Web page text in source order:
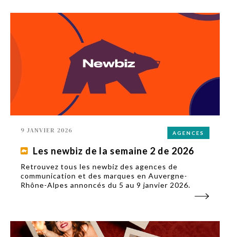
AGENCES
9 JANVIER 2026
Les newbiz de la semaine 2 de 2026
Retrouvez tous les newbiz des agences de
communication et des marques en Auvergne-
Rhône-Alpes annoncés du 5 au 9 janvier 2026.